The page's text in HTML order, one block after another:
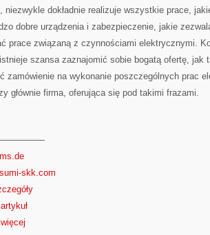
niezwykle dokładnie realizuje wszystkie prace,
dobre urządzenia i zabezpieczenie, jakie
prace związaną z czynnościami elektrycznymi.
szansa zaznajomić sobie bogatą ofertę, jak
zamówienie na wykonanie poszczególnych prac
głównie firma, oferująca się pod takimi frazami.
skk.com